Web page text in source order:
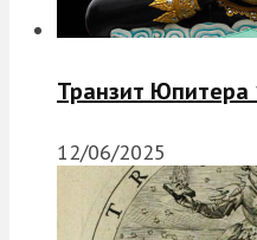
Транзит
12/06/2025